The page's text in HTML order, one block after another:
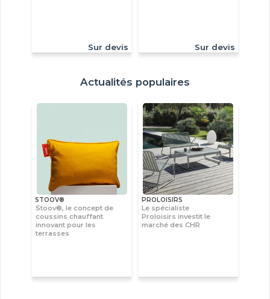
Sur devis Sur devis
Actualités populaires
STOOV®
Stoov®, le concept de
coussins chauffant
innovant pour les
terrasses
PROLOISIRS
Le spécialiste
Proloisirs investit le
marché des CHR